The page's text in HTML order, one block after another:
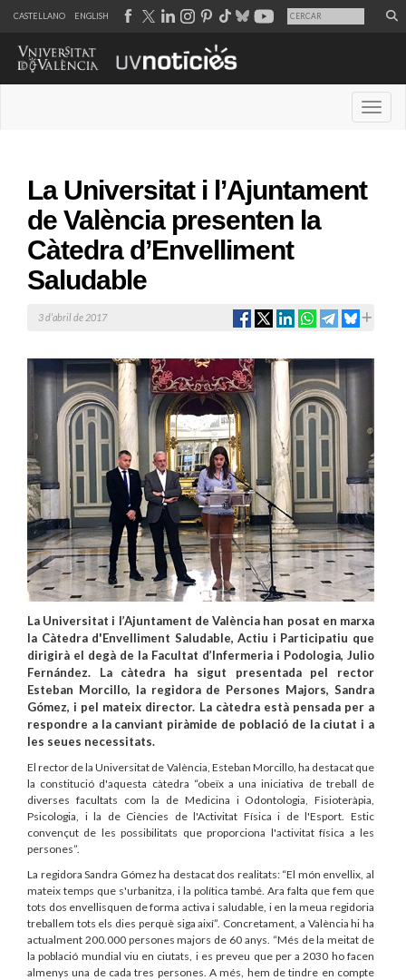
CASTELLANO ENGLISH
La Universitat i l’Ajuntament
de València presenten la
Càtedra d’Envelliment
Saludable
3 d’abril de 2017
La Universitat i l’Ajuntament de València han posat en marxa
la Càtedra d'Envelliment Saludable, Actiu i Participatiu que
dirigirà el degà de la Facultat d’Infermeria i Podologia, Julio
Fernández. La càtedra ha sigut presentada pel rector
Esteban Morcillo, la regidora de Persones Majors, Sandra
Gómez, i pel mateix director. La càtedra està pensada per a
respondre a la canviant piràmide de població de la ciutat i a
les seues necessitats.
El rector de la Universitat de València, Esteban Morcillo, ha destacat que
la constitució d'aquesta càtedra “obeïx a una iniciativa de treball de
diverses facultats com la de Medicina i Odontologia, Fisioteràpia,
Psicologia, i la de Ciències de l'Activitat Física i de l'Esport. Estic
convençut de les possibilitats que proporciona l'activitat física a les
persones”.
La regidora Sandra Gómez ha destacat dos realitats: “El món envellix, al
mateix temps que s'urbanitza, i la política també. Ara falta que fem que
tots dos envellisquen de forma activa i saludable, i en la meua regidoria
treballem tots els dies perquè siga així”. Concretament, a València hi ha
actualment 200.000 persones majors de 60 anys. “Més de la meitat de
la població mundial viu en ciutats, i es preveu que per a 2030 ho facen
almenys una de cada tres persones. A més, hem de tindre en compte